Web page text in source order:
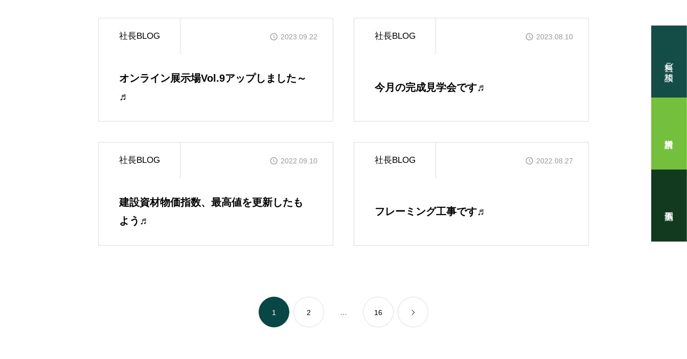
ONLINE MODEL HOUSE
オンライン展示場
施工事例
GALLERY
かなう家が設計施工した住まいの写真
COMPANY
スタッフ紹介
「本日も絶好調さまです！』代表・窪田 純一のブログ
CONTACT
無料ご相談
社長BLOG 2023.09.22
オンライン展示場Vol.9アップしました～
♬
社長BLOG 2023.08.10
今月の完成見学会です♬
社長BLOG 2022.09.10
建設資材物価指数、最高値を更新したも
よう♬
社長BLOG 2022.08.27
フレーミング工事です♬
1 2 16